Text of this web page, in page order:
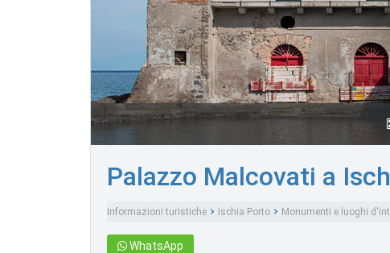
Palazzo Malcovati a
Informazioni turistiche Ischia Porto Monumenti e luoghi
WhatsApp